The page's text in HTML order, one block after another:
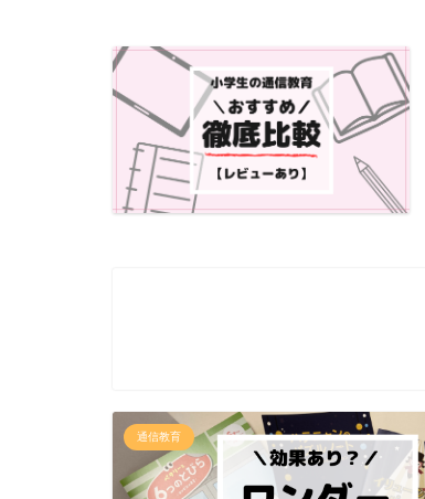
通信教育